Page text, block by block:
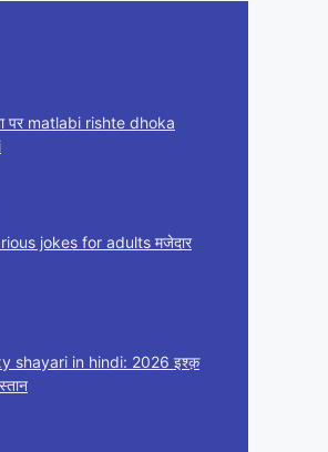
पर matlabi rishte dhoka
jokes for adults मजेदार
shayari in hindi: 2026 इश्क़